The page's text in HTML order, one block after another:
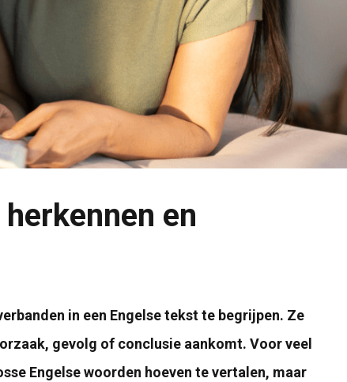
en
in een Engelse tekst te begrijpen. Ze
gevolg of conclusie aankomt. Voor veel
Engelse woorden hoeven te vertalen, maar